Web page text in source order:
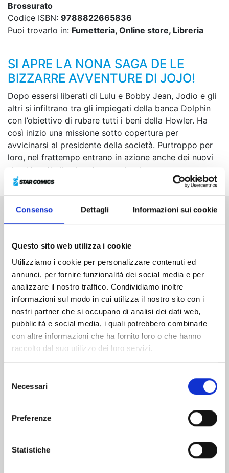
Consenso Dettagli Informazioni sui cookie
Questo sito web utilizza i cookie
Utilizziamo i cookie per personalizzare contenuti ed
annunci, per fornire funzionalità dei social media e per
analizzare il nostro traffico. Condividiamo inoltre
informazioni sul modo in cui utilizza il nostro sito con i
nostri partner che si occupano di analisi dei dati web,
pubblicità e social media, i quali potrebbero combinarle
con altre informazioni che ha fornito loro o che hanno
raccolto dal suo utilizzo dei loro servizi.
delNecessari
Preferenze
Statistiche
Brossurato
Codice ISBN: 9788822665836
Puoi trovarlo in: Fumetteria, Online store, Libreria
SI APRE LA NONA SAGA DE LE
BIZZARRE AVVENTURE DI JOJO!
Dopo essersi liberati di Lulu e Bobby Jean, Jodio e gli
altri si infiltrano tra gli impiegati della banca Dolphin
con l’obiettivo di rubare tutti i beni della Howler. Ha
così inizio una missione sotto copertura per
avvicinarsi al presidente della società. Purtroppo per
loro, nel frattempo entrano in azione anche dei nuovi
sicari legati alla gigantesca azienda...
Altri volumi della serie